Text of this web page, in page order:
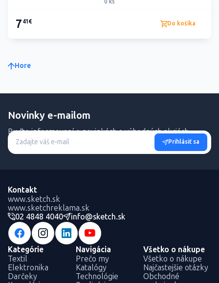
7 41€ Do košíka
Hore
Novinky e-mailom
Buďte informovaní o novinkách a výhodných akciách.
Prihlásiť sa
Kontakt
www.sketch.sk
www.sketchreklama.sk
02 4848 4040
info@sketch.sk
Kategórie
Textil
Elektronika
Darčeky
Navigácia
Prečo my
Katalógy
Technológie
Všetko o nákupe
Všetko o nákupe
Najčastejšie otázky
Obchodné